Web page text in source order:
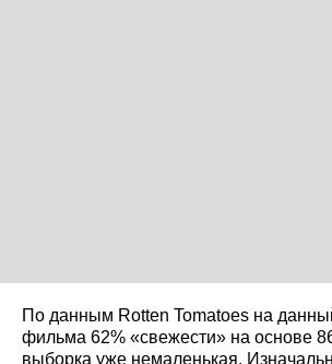
По данным Rotten Tomatoes на
фильма 62% «свежести» на основе
выборка уже немаленькая.